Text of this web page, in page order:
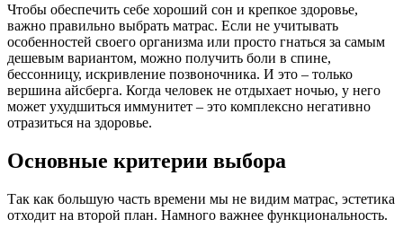
Чтобы обеспечить себе хороший сон и крепкое здоровье,
важно правильно выбрать матрас. Если не учитывать
особенностей своего организма или просто гнаться за самым
дешевым вариантом, можно получить боли в спине,
бессонницу, искривление позвоночника. И это – только
вершина айсберга. Когда человек не отдыхает ночью, у него
может ухудшиться иммунитет – это комплексно негативно
отразиться на здоровье.
Основные критерии выбора
Так как большую часть времени мы не видим матрас, эстетика
отходит на второй план. Намного важнее функциональность.